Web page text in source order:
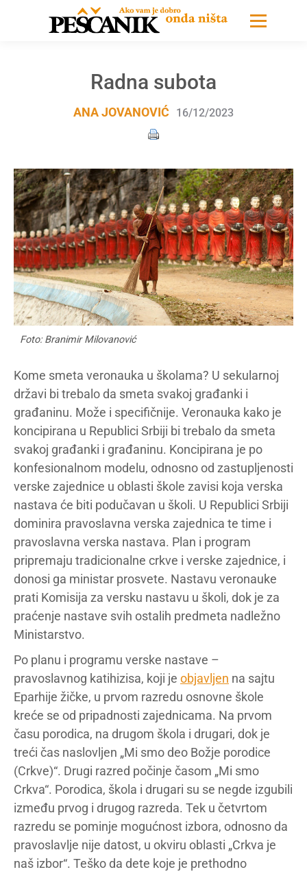
Radna subota
ANA JOVANOVIĆ 16/12/2023
Foto: Branimir Milovanović
Kome smeta veronauka u školama? U sekularnoj
državi bi trebalo da smeta svakoj građanki i
građaninu. Može i specifičnije. Veronauka kako je
koncipirana u Republici Srbiji bi trebalo da smeta
svakoj građanki i građaninu. Koncipirana je po
konfesionalnom modelu, odnosno od zastupljenosti
verske zajednice u oblasti škole zavisi koja verska
nastava će biti podučavan u školi. U Republici Srbiji
dominira pravoslavna verska zajednica te time i
pravoslavna verska nastava. Plan i program
pripremaju tradicionalne crkve i verske zajednice, i
donosi ga ministar prosvete. Nastavu veronauke
prati Komisija za versku nastavu u školi, dok je za
praćenje nastave svih ostalih predmeta nadležno
Ministarstvo.
Po planu i programu verske nastave –
pravoslavnog katihizisa, koji je objavljen na sajtu
Eparhije žičke, u prvom razredu osnovne škole
kreće se od pripadnosti zajednicama. Na prvom
času porodica, na drugom škola i drugari, dok je
treći čas naslovljen „Mi smo deo Božje porodice
(Crkve)“. Drugi razred počinje časom „Mi smo
Crkva“. Porodica, škola i drugari su se negde izgubili
između prvog i drugog razreda. Tek u četvrtom
razredu se pominje mogućnost izbora, odnosno da
pravoslavlje nije datost, u okviru oblasti „Crkva je
naš izbor“. Teško da dete koje je prethodno